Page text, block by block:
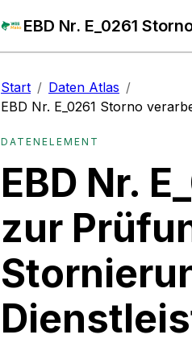
Start / Daten Atlas /
EBD Nr. E_0261 Storno
DATENELEMENT
EBD Nr.
zur